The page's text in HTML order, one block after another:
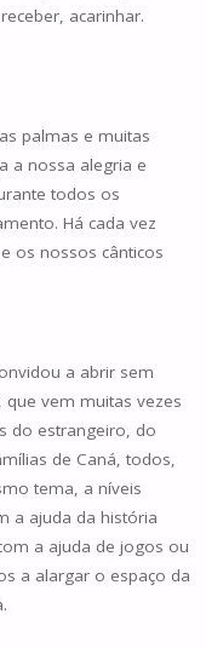
acarinhar.
palmas e muitas
a nossa alegria e
todos os
Há cada vez
os nossos cânticos
a abrir sem
vem muitas vezes
do estrangeiro, do
de Caná, todos,
tema, a níveis
a ajuda da história
a ajuda de jogos ou
a alargar o espaço da